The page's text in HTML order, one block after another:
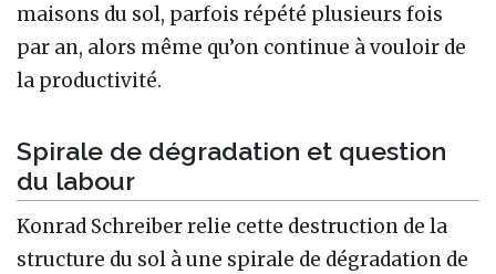
maisons du sol, parfois répété plusieurs fois
par an, alors même qu’on continue à vouloir de
la productivité.
Spirale de dégradation et question
du labour
Konrad Schreiber relie cette destruction de la
structure du sol à une spirale de dégradation de